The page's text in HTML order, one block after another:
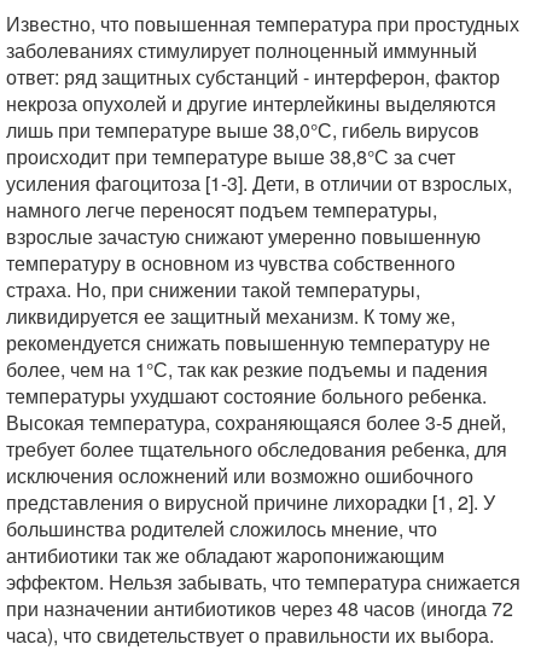
Известно, что повышенная температура при простудных
заболеваниях стимулирует полноценный иммунный
ответ: ряд защитных субстанций - интерферон, фактор
некроза опухолей и другие интерлейкины выделяются
лишь при температуре выше 38,0°С, гибель вирусов
происходит при температуре выше 38,8°С за счет
усиления фагоцитоза [1-3]. Дети, в отличии от взрослых,
намного легче переносят подъем температуры,
взрослые зачастую снижают умеренно повышенную
температуру в основном из чувства собственного
страха. Но, при снижении такой температуры,
ликвидируется ее защитный механизм. К тому же,
рекомендуется снижать повышенную температуру не
более, чем на 1°С, так как резкие подъемы и падения
температуры ухудшают состояние больного ребенка.
Высокая температура, сохраняющаяся более 3-5 дней,
требует более тщательного обследования ребенка, для
исключения осложнений или возможно ошибочного
представления о вирусной причине лихорадки [1, 2]. У
большинства родителей сложилось мнение, что
антибиотики так же обладают жаропонижающим
эффектом. Нельзя забывать, что температура снижается
при назначении антибиотиков через 48 часов (иногда 72
часа), что свидетельствует о правильности их выбора.